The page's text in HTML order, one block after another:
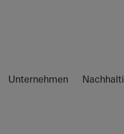
Unternehmen